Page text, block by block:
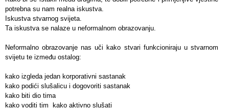
potrebna su nam realna iskustva.
Iskustva stvarnog svijeta.
Ta iskustva se nalaze u neformalnom obrazovanju.
Neformalno obrazovanje nas uči kako stvari funkcioniraju u stvarnom
svijetu te između ostalog:
kako izgleda jedan korporativni sastanak
kako podići slušalicu i dogovoriti sastanak
kako biti dio tima
kako voditi tim kako aktivno slušati